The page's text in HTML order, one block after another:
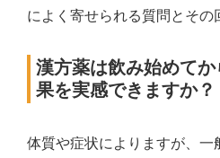
によく寄せられる質問とその
漢方薬は飲み始めて
果を実感できますか？
体質や症状によりますが、一